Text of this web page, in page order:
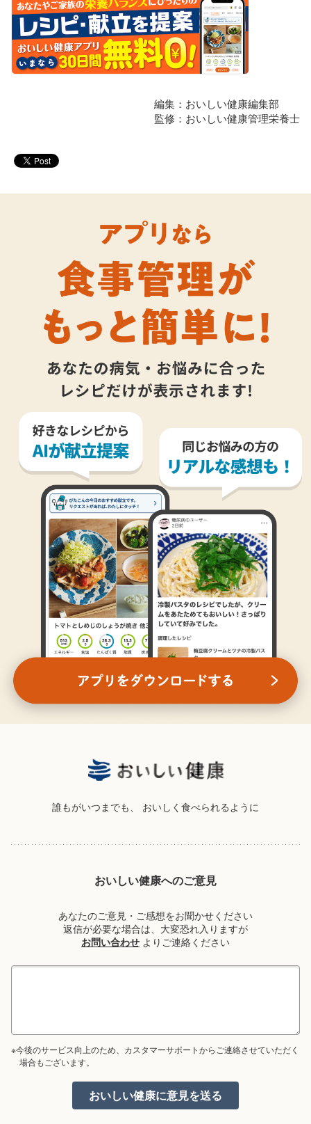
編集：おいしい健康編集部
監修：おいしい健康管理栄養士
誰もがいつまでも、 おいしく食べられるように
おいしい健康へのご意見
あなたのご意見・ご感想をお聞かせください
返信が必要な場合は、大変恐れ入りますが
お問い合わせ よりご連絡ください
※今後のサービス向上のため、カスタマーサポートからご連絡させていただく
場合もございます。